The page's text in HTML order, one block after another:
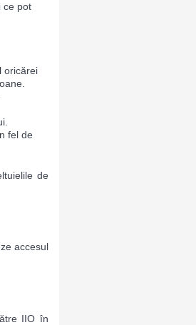
ce pot
oricărei
fel de
de
accesul
IIO în